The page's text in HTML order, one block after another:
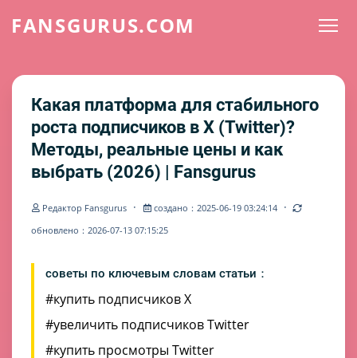
FANSGURUS.COM
Какая платформа для стабильного
роста подписчиков в X (Twitter)?
Методы, реальные цены и как
выбрать (2026) | Fansgurus
Редактор Fansgurus · создано：2025-06-19 03:24:14 ·
обновлено：2026-07-13 07:15:25
советы по ключевым словам статьи：
#купить подписчиков X
#увеличить подписчиков Twitter
#купить просмотры Twitter